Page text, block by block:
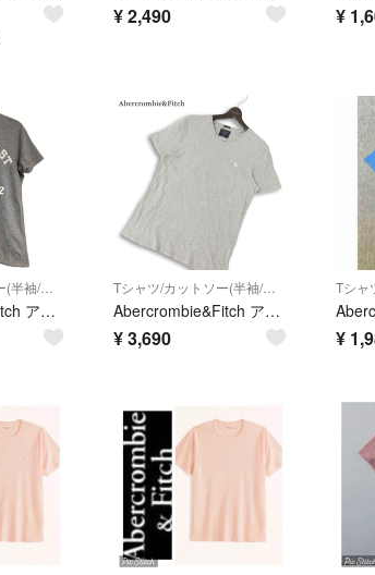
¥2,490 ¥
Tシャツ/カットソー(半袖/袖なし)
Abecrombie & fitch アバクロ プリント半袖Tシャツ カジュアル アメカジ ビンテージ 古着 グレー S
Tシャツ/カットソー(半袖/袖なし)
Abercrombie&Fitch アバクロンビー＆フィッチ 春夏★ 半袖 ロゴ刺繍 Vネック Tシャツ カットソー Sz.M メンズ 灰 グレー
¥3,690 ¥